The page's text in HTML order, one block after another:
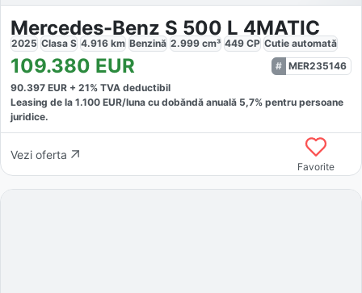
Mercedes-Benz S 500 L 4MATIC
2025 Clasa S 4.916 km Benzină 2.999 cm³ 449 CP Cutie automată
109.380 EUR
MER235146
90.397 EUR + 21% TVA deductibil
Leasing de la 1.100 EUR/luna cu dobăndă anuală 5,7% pentru persoane
juridice.
Vezi oferta
Favorite